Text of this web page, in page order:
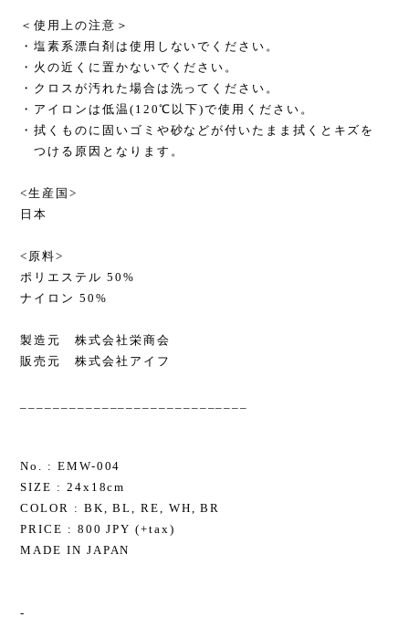
＜使用上の注意＞
・塩素系漂白剤は使用しないでください。
・火の近くに置かないでください。
・クロスが汚れた場合は洗ってください。
・アイロンは低温(120℃以下)で使用ください。
・拭くものに固いゴミや砂などが付いたまま拭くとキズを
つける原因となります。
<生産国>
日本
<原料>
ポリエステル 50%
ナイロン 50%
製造元 株式会社栄商会
販売元 株式会社アイフ
No. : EMW-004
SIZE : 24x18cm
COLOR : BK, BL, RE, WH, BR
PRICE : 800 JPY (+tax)
MADE IN JAPAN
-